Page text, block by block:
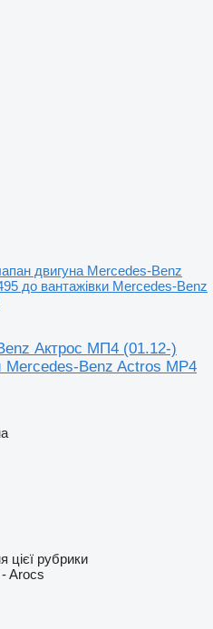
двигуна Mercedes-Benz
до вантажівки Mercedes-Benz
Актрос МП4 (01.12-)
Mercedes-Benz Actros MP4
цієї рубрики
Arocs